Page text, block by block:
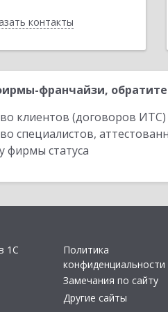
контакты
Назад
франчайзи,
клиентов (договоров
специалистов,
фирмы статуса
1С
Политика
конфиденциальности
Замечания по сайту
Другие сайты